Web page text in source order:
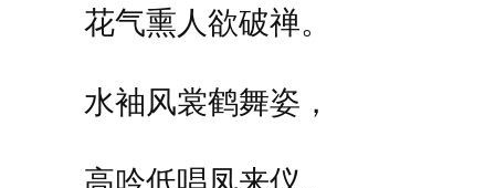
花气熏人欲破禅。
水袖风裳鹤舞姿，